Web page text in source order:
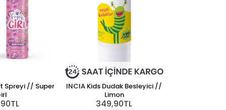
Spreyi // Super
INCIA Kids Dudak Besleyici //
Limon
349,90TL